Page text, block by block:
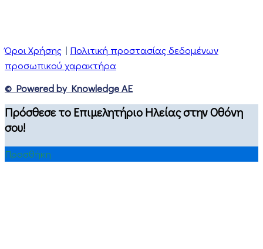
Όροι Χρήσης | Πολιτική προστασίας δεδομένων
προσωπικού χαρακτήρα
© Powered by Knowledge AE
Πρόσθεσε το Επιμελητήριο Ηλείας στην Οθόνη
σου!
Προσθήκη